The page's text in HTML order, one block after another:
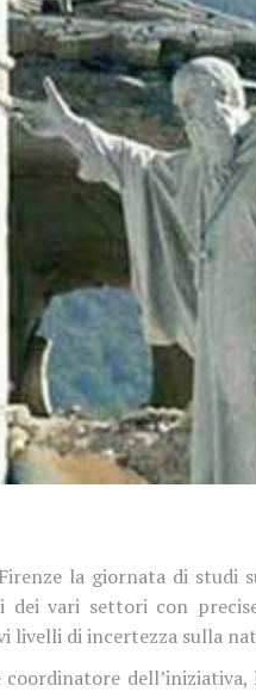
la giornata di studi
vari settori con
di incertezza sulla
coordinatore